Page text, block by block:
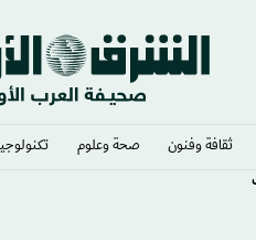
ثقافة وفنون صحة وعلوم